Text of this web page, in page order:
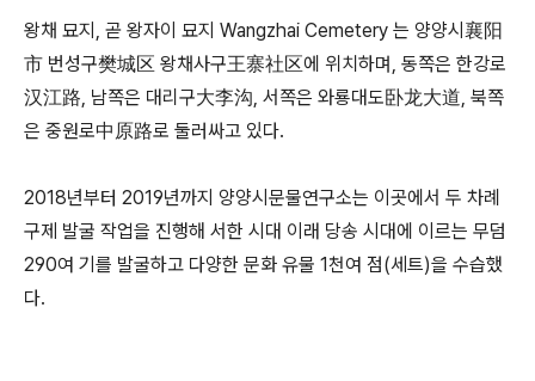
왕채 묘지, 곧 왕자이 묘지 Wangzhai Cemetery 는 양양시襄阳
市 번성구樊城区 왕채사구王寨社区에 위치하며, 동쪽은 한강로
汉江路, 남쪽은 대리구大李沟, 서쪽은 와룡대도卧龙大道, 북쪽
은 중원로中原路로 둘러싸고 있다.
2018년부터 2019년까지 양양시문물연구소는 이곳에서 두 차례
구제 발굴 작업을 진행해 서한 시대 이래 당송 시대에 이르는 무덤
290여 기를 발굴하고 다양한 문화 유물 1천여 점(세트)을 수습했
다.